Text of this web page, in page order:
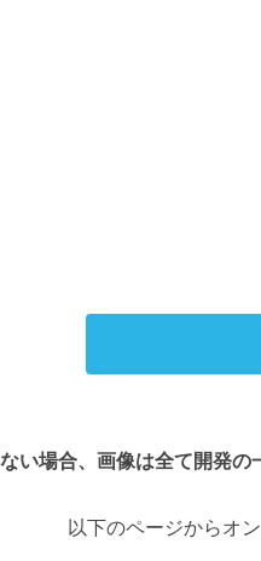
い場合、画像は全て開発の
以下のページからオ